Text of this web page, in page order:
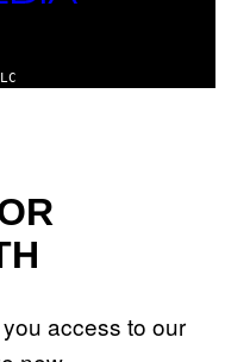
access to our